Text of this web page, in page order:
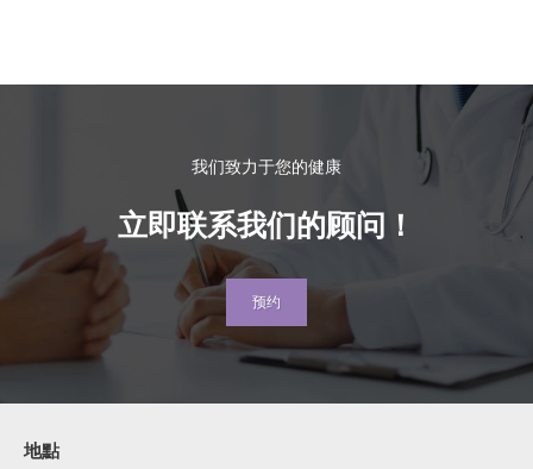
我们致力于您的健康
立即联系我们的顾问！
预约
地點